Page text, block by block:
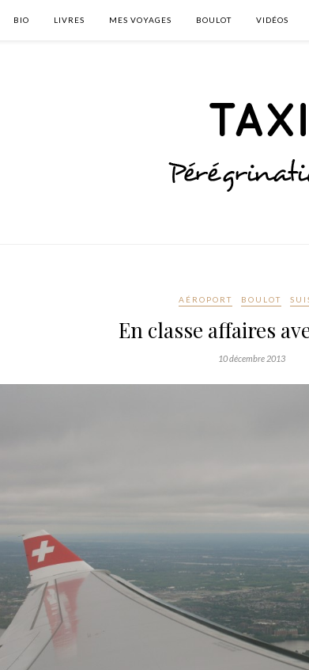
BIO LIVRES MES VOYAGES BOULOT VIDÉOS
AÉROPORT BOULOT
En classe affaires
10 décembre 2013